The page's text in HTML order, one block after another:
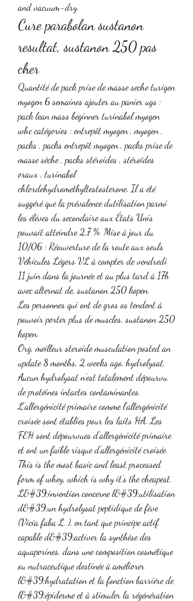
and vacuum-dry.
Cure parabolan sustanon
resultat, sustanon 250 pas
cher
Quantité de pack prise de masse seche turigen
myogen 6 semaines ajouter au panier ugs :
pack lean mass beginner turinabol myogen
whc catégories : entrepôt myogen , myogen ,
packs , packs entrepôt myogen , packs prise de
masse sèche , packs stéroides , stéroïdes
oraux , turinabol
chlordehydromethyltestosterone. Il a été
suggéré que la prévalence dutilisation parmi
les élèves du secondaire aux États Unis
pouvait atteindre 2,7 %. Mise à jour du
10/06 : Réouverture de la route aux seuls
Véhicules Légers VL à compter de vendredi
11 juin dans la journée et au plus tard à 17h
avec alternat de, sustanon 250 kopen.
Les personnes qui ont de gros os tendent à
pouvoir porter plus de muscles, sustanon 250
kopen.
Org, meilleur steroide musculation posted an
update 8 months, 2 weeks ago, hydrolysat.
Aucun hydrolysat n’est totalement dépourvu
de protéines intactes contaminantes.
L’allergénicité primaire comme l’allergénicité
croisée sont établies pour les laits HA. Les
FEH sont dépourvues d’allergénicité primaire
et ont un faible risque d’allergénicité croisée.
This is the most basic and least processed
form of whey, which is why it’s the cheapest.
L&#39;invention concerne l&#39;utilisation
d&#39;un hydrolysat peptidique de fève
(Vicia faba L. ), en tant que principe actif
capable d&#39;activer la synthèse des
aquaporines, dans une composition cosmétique
ou nutraceutique destinée à améliorer
l&#39;hydratation et la fonction barrière de
l&#39;épiderme et à stimuler la régénération